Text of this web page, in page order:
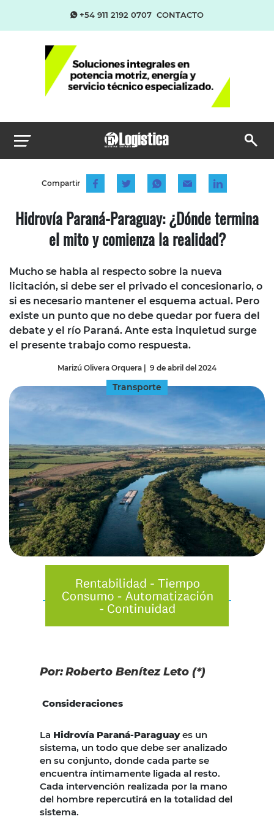
+54 911 2192 0707 CONTACTO
Compartir
Hidrovía Paraná-Paraguay: ¿Dónde termina
el mito y comienza la realidad?
Mucho se habla al respecto sobre la nueva
licitación, si debe ser el privado el concesionario, o
si es necesario mantener el esquema actual. Pero
existe un punto que no debe quedar por fuera del
debate y el río Paraná. Ante esta inquietud surge
el presente trabajo como respuesta.
Marizú Olivera Orquera | 9 de abril del 2024
Transporte
Por:Roberto Benítez Leto (*)
Consideraciones
La Hidrovía Paraná-Paraguayes un
sistema, un todo que debe ser analizado
en su conjunto, donde cada parte se
encuentra íntimamente ligada al resto.
Cada intervención realizada por la mano
del hombre repercutirá en la totalidad del
sistema.